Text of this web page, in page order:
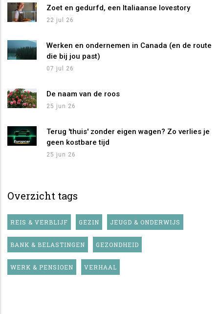
Zoet en gedurfd, een Italiaanse lovestory
22 jul 26
Werken en ondernemen in Canada (en de route
die bij jou past)
07 jul 26
De naam van de roos
25 jun 26
Terug 'thuis' zonder eigen wagen? Zo verlies je
geen kostbare tijd
25 jun 26
Overzicht tags
REIS & VERBLIJF GEZIN JEUGD & ONDERWIJS
BANK & BELASTINGEN GEZONDHEID
WERK & PENSIOEN VERHAAL